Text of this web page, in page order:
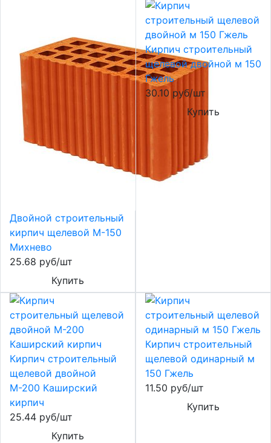
Двойной строительный
кирпич щелевой М-150
Михнево
25.68 руб/шт
Купить
Кирпич строительный
щелевой двойной м 150
Гжель
30.10 руб/шт
Купить
Кирпич строительный
щелевой двойной
М-200 Каширский
кирпич
25.44 руб/шт
Купить
Кирпич строительный
щелевой одинарный м
150 Гжель
11.50 руб/шт
Купить